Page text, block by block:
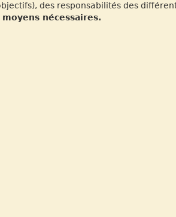
des responsabilités des
nécessaires.